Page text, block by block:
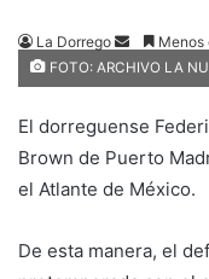
La Dorrego
Send
an
Menos
FOTO: ARCHIVO LA
El dorreguense
Brown de Puerto
el Atlante de México.
De esta manera, el